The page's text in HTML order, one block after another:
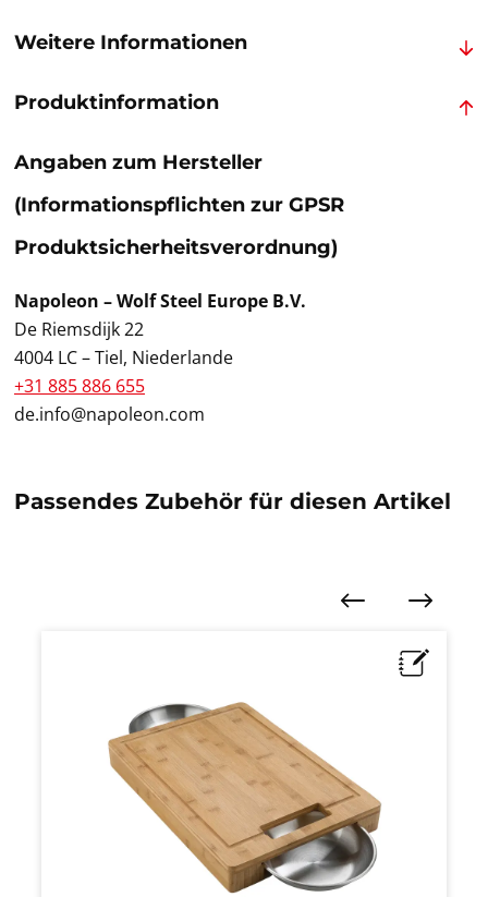
Weitere Informationen
Produktinformation
Angaben zum Hersteller
(Informationspflichten zur GPSR
Produktsicherheitsverordnung)
Napoleon – Wolf Steel Europe B.V.
De Riemsdijk 22
4004 LC – Tiel, Niederlande
+31 885 886 655
de.info@napoleon.com
Passendes Zubehör für diesen Artikel